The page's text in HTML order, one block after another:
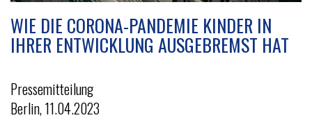
WIE DIE CORONA-PANDEMIE KINDER IN
IHRER ENTWICKLUNG AUSGEBREMST HAT
Pressemitteilung
Berlin, 11.04.2023